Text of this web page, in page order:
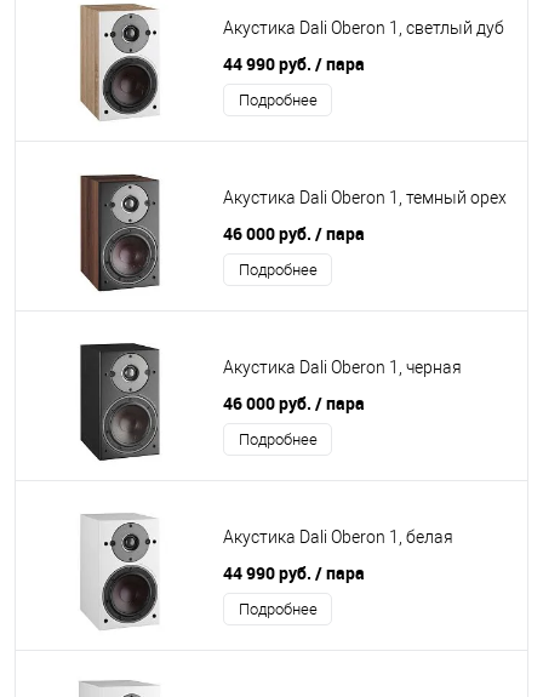
Акустика Dali Oberon 1, светлый дуб
44 990 руб. / пара
Подробнее
Акустика Dali Oberon 1, темный орех
46 000 руб. / пара
Подробнее
Акустика Dali Oberon 1, черная
46 000 руб. / пара
Подробнее
Акустика Dali Oberon 1, белая
44 990 руб. / пара
Подробнее